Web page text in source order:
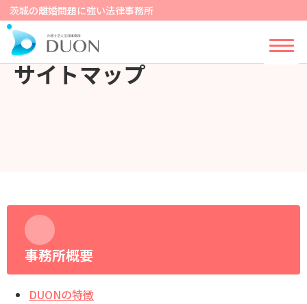
茨城の離婚問題に強い法律事務所
サイトマップ
事務所概要
DUONの特徴